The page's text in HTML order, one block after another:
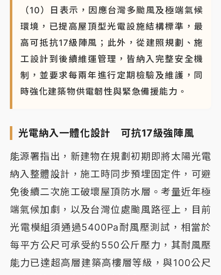
（10）日表示，因應台灣多颱風及極端氣候
環境，已提高屋頂型光電設施結構標準，最
高可抵抗17級陣風；此外，從建照規劃、施
工設計到後續維運管理，皆納入完整安全機
制，並要求每兩年進行定期檢驗及維護，同
時強化建築物供電韌性與緊急備援能力。
光電納入一體化設計 可抗17級強陣風
能源署指出，新建物在規劃初期即將太陽光電
納入整體設計，施工時同步預埋固定件，可避
免後續二次施工破壞屋頂防水層。考量近年極
端氣候加劇，以及台灣位處颱風路徑上，目前
光電模組須通過5400Pa耐風壓測試，相當於
每平方公尺可承受約550公斤壓力，其耐風壓
能力已達超高層建築高樓層等級，與100公尺